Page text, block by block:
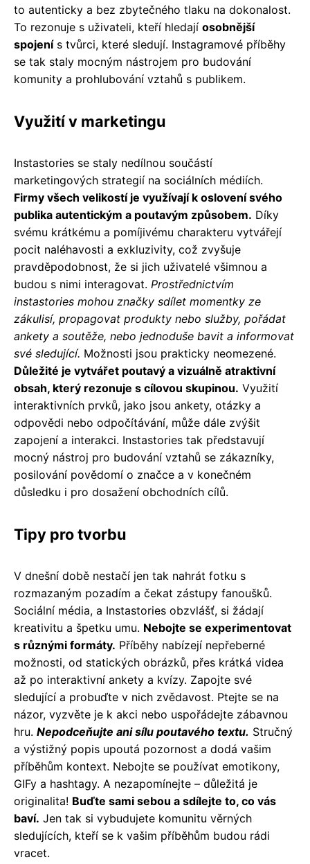
to autenticky a bez zbytečného tlaku na dokonalost.
To rezonuje s uživateli, kteří hledají osobnější
spojenís tvůrci, které sledují. Instagramové příběhy
se tak staly mocným nástrojem pro budování
komunity a prohlubování vztahů s publikem.
Využití v marketingu
Instastories se staly nedílnou součástí
marketingových strategií na sociálních médiích.
Firmy všech velikostí je využívají k oslovení svého
publika autentickým a poutavým způsobem. Díky
svému krátkému a pomíjivému charakteru vytvářejí
pocit naléhavosti a exkluzivity, což zvyšuje
pravděpodobnost, že si jich uživatelé všimnou a
budou s nimi interagovat. Prostřednictvím
instastories mohou značky sdílet momentky ze
zákulisí, propagovat produkty nebo služby, pořádat
ankety a soutěže, nebo jednoduše bavit a informovat
své sledující. Možnosti jsou prakticky neomezené.
Důležité je vytvářet poutavý a vizuálně atraktivní
obsah, který rezonuje s cílovou skupinou. Využití
interaktivních prvků, jako jsou ankety, otázky a
odpovědi nebo odpočítávání, může dále zvýšit
zapojení a interakci. Instastories tak představují
mocný nástroj pro budování vztahů se zákazníky,
posilování povědomí o značce a v konečném
důsledku i pro dosažení obchodních cílů.
Tipy pro tvorbu
V dnešní době nestačí jen tak nahrát fotku s
rozmazaným pozadím a čekat zástupy fanoušků.
Sociální média, a Instastories obzvlášť, si žádají
kreativitu a špetku umu. Nebojte se experimentovat
s různými formáty. Příběhy nabízejí nepřeberné
možnosti, od statických obrázků, přes krátká videa
až po interaktivní ankety a kvízy. Zapojte své
sledující a probuďte v nich zvědavost. Ptejte se na
názor, vyzvěte je k akci nebo uspořádejte zábavnou
hru. Nepodceňujte ani sílu poutavého textu. Stručný
a výstižný popis upoutá pozornost a dodá vašim
příběhům kontext. Nebojte se používat emotikony,
GIFy a hashtagy. A nezapomínejte – důležitá je
originalita! Buďte sami sebou a sdílejte to, co vás
baví. Jen tak si vybudujete komunitu věrných
sledujících, kteří se k vašim příběhům budou rádi
vracet.